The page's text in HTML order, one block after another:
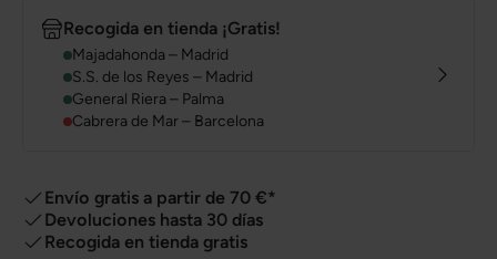
Recogida en tienda ¡Gratis!
Majadahonda – Madrid
S.S. de los Reyes – Madrid
General Riera – Palma
Cabrera de Mar – Barcelona
Envío gratis a partir de 70 €*
Devoluciones hasta 30 días
Recogida en tienda gratis